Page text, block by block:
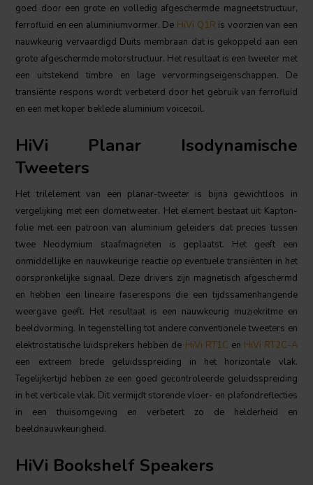
goed door een grote en volledig afgeschermde magneetstructuur,
ferrofluid en een aluminiumvormer. De HiVi Q1R is voorzien van een
nauwkeurig vervaardigd Duits membraan dat is gekoppeld aan een
grote afgeschermde motorstructuur. Het resultaat is een tweeter met
een uitstekend timbre en lage vervormingseigenschappen. De
transiënte respons wordt verbeterd door het gebruik van ferrofluid
en een met koper beklede aluminium voicecoil.
HiVi Planar Isodynamische
Tweeters
Het trilelement van een planar-tweeter is bijna gewichtloos in
vergelijking met een dometweeter. Het element bestaat uit Kapton-
folie met een patroon van aluminium geleiders dat precies tussen
twee Neodymium staafmagneten is geplaatst. Het geeft een
onmiddellijke en nauwkeurige reactie op eventuele transiënten in het
oorspronkelijke signaal. Deze drivers zijn magnetisch afgeschermd
en hebben een lineaire faserespons die een tijdssamenhangende
weergave geeft. Het resultaat is een nauwkeurig muziekritme en
beeldvorming. In tegenstelling tot andere conventionele tweeters en
elektrostatische luidsprekers hebben de HiVi RT1C en HiVi RT2C-A
een extreem brede geluidsspreiding in het horizontale vlak.
Tegelijkertijd hebben ze een goed gecontroleerde geluidsspreiding
in het verticale vlak. Dit vermijdt storende vloer- en plafondreflecties
in een thuisomgeving en verbetert zo de helderheid en
beeldnauwkeurigheid.
HiVi Bookshelf Speakers